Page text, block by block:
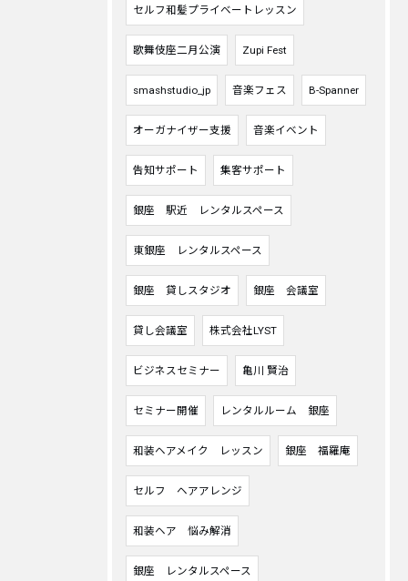
セルフ和髪プライベートレッスン
歌舞伎座二月公演 Zupi Fest
smashstudio_jp 音楽フェス B-Spanner
オーガナイザー支援 音楽イベント
告知サポート 集客サポート
銀座 駅近 レンタルスペース
東銀座 レンタルスペース
銀座 貸しスタジオ 銀座 会議室
貸し会議室 株式会社LYST
ビジネスセミナー 亀川 賢治
セミナー開催 レンタルルーム 銀座
和装ヘアメイク レッスン 銀座 福羅庵
セルフ ヘアアレンジ
和装ヘア 悩み解消
銀座 レンタルスペース